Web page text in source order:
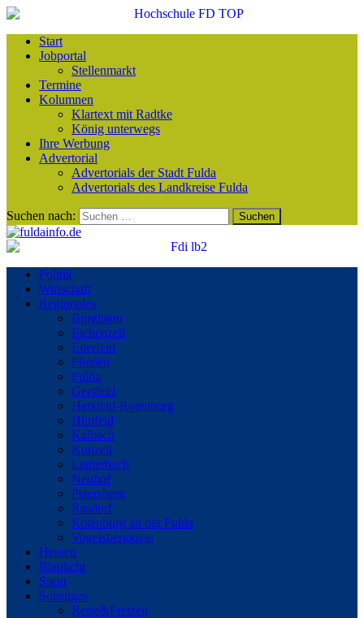
Start
Jobportal
Stellenmarkt
Termine
Kolumnen
Klartext mit Radtke
König unterwegs
Ihre Werbung
Advertorial
Advertorials der Stadt Fulda
Advertorials des Landkreise Fulda
Suchen nach:
Politik
Wirtschaft
Regionales
Burghaun
Eichenzell
Eiterfeld
Flieden
Fulda
Gersfeld
Hersfeld-Rotenburg
Hünfeld
Kalbach
Künzell
Lauterbach
Neuhof
Petersberg
Rasdorf
Rotenburg an der Fulda
Vogelsbergkreis
Hessen
Blaulicht
Sport
Sonstiges
Reise&Freizeit